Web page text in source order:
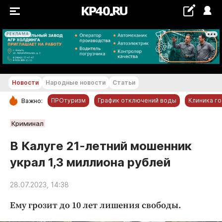
РЕКЛАМА
+22...+23 °С
РУБРИКИ
Новости компаний
Статьи
Народные новости
Благоустройство
Новости Народные новости Статьи
Важно: ПРОтуризм График отключений воды Клиника
Криминал
В Калуге 21-летний мошенник
украл 1,3 миллиона рублей
28.07.2023, 14:38
Ему грозит до 10 лет лишения свободы.